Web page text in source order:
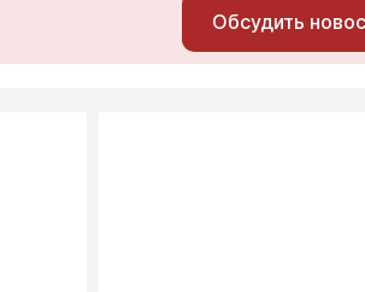
Обсудить